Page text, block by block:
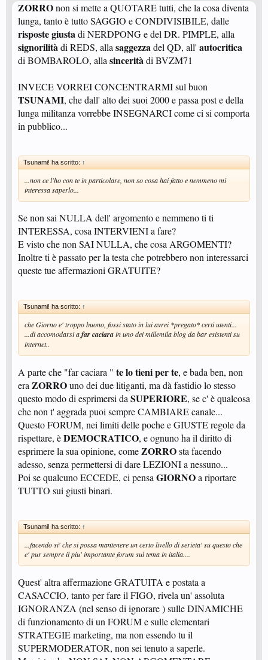
ZORROnon si mette a QUOTARE tutti, che la cosa diventa
lunga, tanto è tutto SAGGIO e CONDIVISIBILE, dalle
risposte giustadi NERDPONG e del DR. PIMPLE, alla
signorilitàdi REDS, alla saggezzadel QD, all' autocritica
di BOMBAROLO, alla sinceritàdi BVZM71
INVECE VORREI CONCENTRARMI sul buon
TSUNAMI, che dall' alto dei suoi 2000 e passa post e della
lunga militanza vorrebbe INSEGNARCI come ci si comporta
in pubblico...
Tsunami! ha scritto: ↑
...non ce l'ho con te in particolare, non so cosa hai fatto e nemmeno mi
interessa saperlo...
Se non sai NULLA dell' argomento e nemmeno ti ti
INTERESSA, cosa INTERVIENI a fare?
E visto che non SAI NULLA, che cosa ARGOMENTI?
Inoltre ti è passato per la testa che potrebbero non interessarci
queste tue affermazioni GRATUITE?
Tsunami! ha scritto: ↑
che Giorno e' troppo buono, fossi stato in lui avrei *pregato* certi utenti...
...di accomodarsi afar caciarain uno dei millemila blog da bar esistenti su
internet..
A parte che "far caciara " te lo tieni per te, e bada ben, non
era ZORROuno dei due litiganti, ma dà fastidio lo stesso
questo modo di esprimersi da SUPERIORE, se c' è qualcosa
che non t' aggrada puoi sempre CAMBIARE canale...
Questo FORUM, nei limiti delle poche e GIUSTE regole da
rispettare, èDEMOCRATICO, e ognuno ha il diritto di
esprimere la sua opinione, comeZORROsta facendo
adesso, senza permettersi di dare LEZIONI a nessuno...
Poi se qualcuno ECCEDE, ci pensa GIORNOa riportare
TUTTO sui giusti binari.
Tsunami! ha scritto: ↑
...facendo si' che si possa mantenere un certo livello di serieta' su questo che
e' pur sempre il piu' importante forum sul tema in italia....
Quest' altra affermazione GRATUITA e postata a
CASACCIO, tanto per fare il FIGO, rivela un' assoluta
IGNORANZA (nel senso di ignorare ) sulle DINAMICHE
di funzionamento di un FORUM e sulle elementari
STRATEGIE marketing, ma non essendo tu il
SUPERMODERATOR, non sei tenuto a saperle.